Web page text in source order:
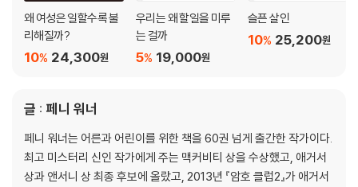
왜 여성은 일할수록 불
리해질까?
24,300원
10%
우리는 왜 할일을 미루
는 걸까
19,000원
5%
슬픈 살인
25,200원
10%
글 : 페니 워너
페니 워너는 어른과 어린이를 위한 책을 60권 넘게 출간한 작가이다.
최고 미스터리 신인 작가에게 주는 맥커비티 상을 수상했고, 애거서
상과 앤서니 상 최종 후보에 올랐고, 2013년 『암호 클럽2』가 애거서